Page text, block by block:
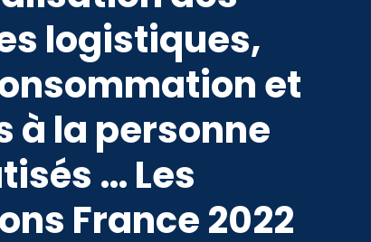
logistiques,
et
à la personne
… Les
France 2022